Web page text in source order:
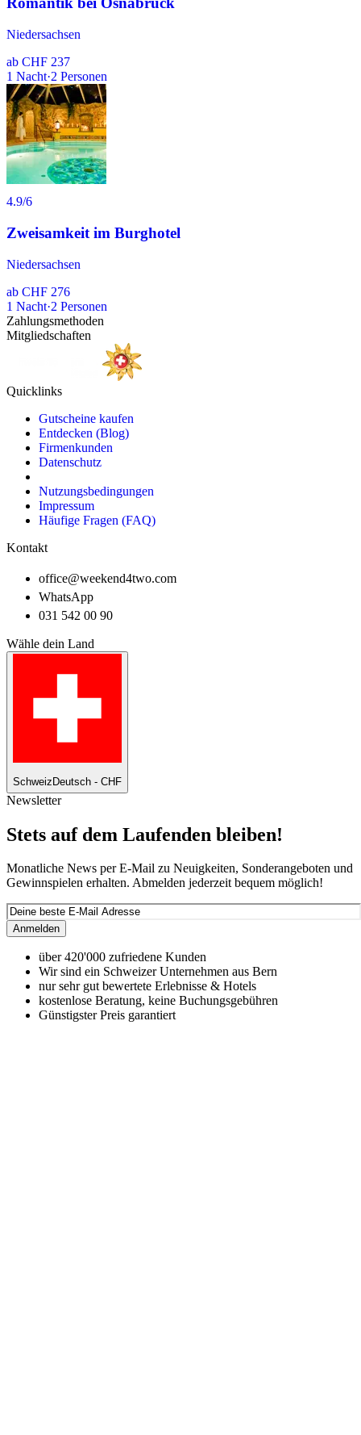
Niedersachsen
ab CHF 237
1 Nacht·2 Personen
4.9/6
Zweisamkeit im Burghotel
Niedersachsen
ab CHF 276
1 Nacht·2 Personen
Zahlungsmethoden
Mitgliedschaften
Quicklinks
Gutscheine kaufen
Entdecken (Blog)
Firmenkunden
Datenschutz
Nutzungsbedingungen
Impressum
Häufige Fragen (FAQ)
Kontakt
office@weekend4two.com
WhatsApp
031 542 00 90
Wähle dein Land
SchweizDeutsch - CHF
Newsletter
Stets auf dem Laufenden bleiben!
Monatliche News per E-Mail zu Neuigkeiten, Sonderangeboten und
Gewinnspielen erhalten. Abmelden jederzeit bequem möglich!
Anmelden
über 420'000 zufriedene Kunden
Wir sind ein Schweizer Unternehmen aus Bern
nur sehr gut bewertete Erlebnisse & Hotels
kostenlose Beratung, keine Buchungsgebühren
Günstigster Preis garantiert